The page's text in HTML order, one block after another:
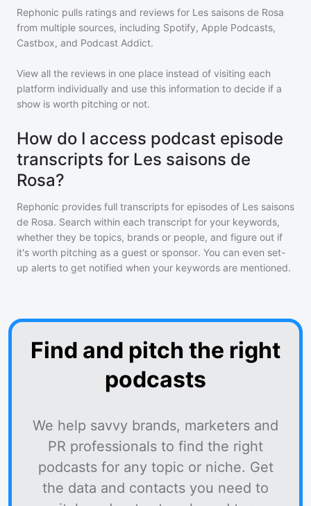
Rephonic pulls ratings and reviews for Les saisons de Rosa
from multiple sources, including Spotify, Apple Podcasts,
Castbox, and Podcast Addict.
View all the reviews in one place instead of visiting each
platform individually and use this information to decide if a
show is worth pitching or not.
How do I access podcast episode
transcripts for Les saisons de
Rosa?
Rephonic provides full transcripts for episodes of Les saisons
de Rosa. Search within each transcript for your keywords,
whether they be topics, brands or people, and figure out if
it's worth pitching as a guest or sponsor. You can even set-
up alerts to get notified when your keywords are mentioned.
Find and pitch the right
podcasts
We help savvy brands, marketers and
PR professionals to find the right
podcasts for any topic or niche. Get
the data and contacts you need to